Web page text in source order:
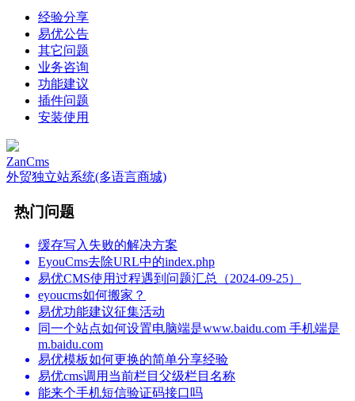
经验分享
易优公告
其它问题
业务咨询
功能建议
插件问题
安装使用
ZanCms
外贸独立站系统(多语言商城)
热门问题
缓存写入失败的解决方案
EyouCms去除URL中的index.php
易优CMS使用过程遇到问题汇总（2024-09-25）
eyoucms如何搬家？
易优功能建议征集活动
同一个站点如何设置电脑端是www.baidu.com 手机端是
m.baidu.com
易优模板如何更换的简单分享经验
易优cms调用当前栏目父级栏目名称
能来个手机短信验证码接口吗